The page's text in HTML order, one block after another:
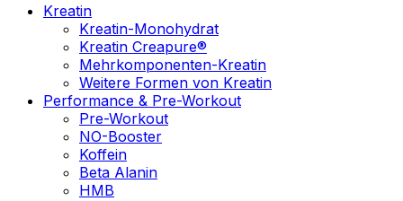
Kreatin
Kreatin-Monohydrat
Kreatin Creapure®
Mehrkomponenten-Kreatin
Weitere Formen von Kreatin
Performance & Pre-Workout
Pre-Workout
NO-Booster
Koffein
Beta Alanin
HMB